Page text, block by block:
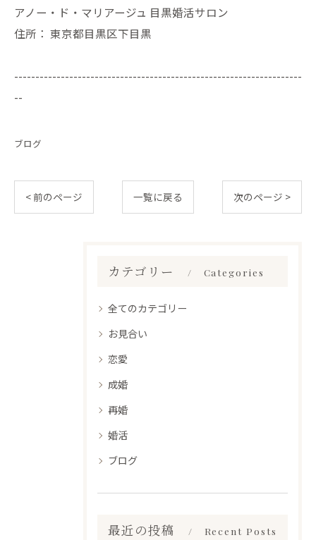
アノー・ド・マリアージュ 目黒婚活サロン
住所： 東京都目黒区下目黒
--------------------------------------------------------------------
--
ブログ
< 前のページ 一覧に戻る 次のページ >
カテゴリー Categories
全てのカテゴリー
お見合い
恋愛
成婚
再婚
婚活
ブログ
最近の投稿 Recent Posts